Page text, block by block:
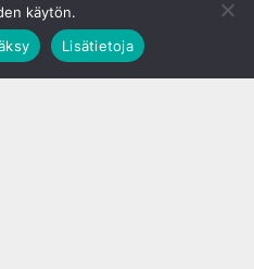
käytön.
Lisätietoja